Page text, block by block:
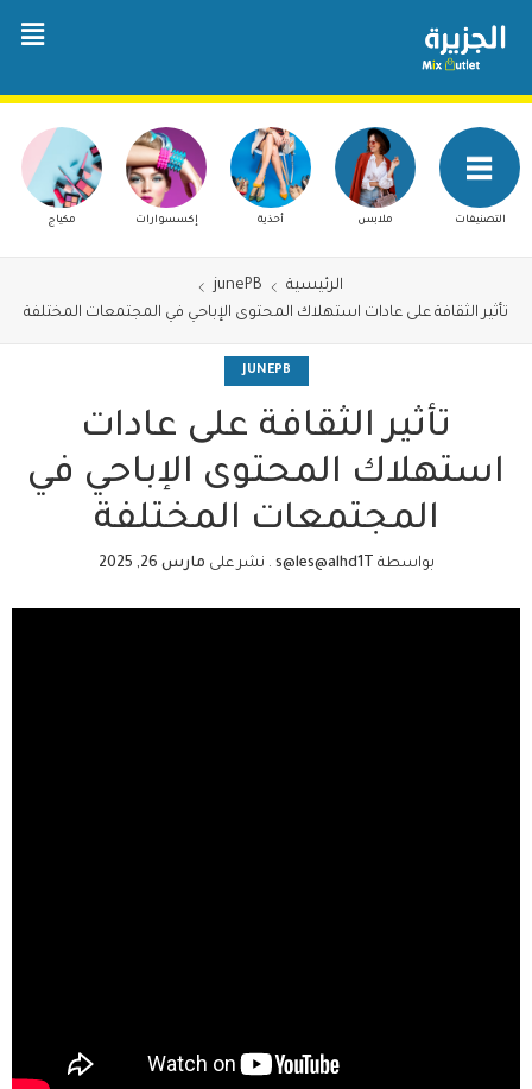
التصنيفات ملابس أحذية إكسسوارات مكياج
الرئيسية
junePB
تأثير الثقافة على عادات استهلاك المحتوى الإباحي في المجتمعات المختلفة
JUNEPB
تأثير الثقافة على عادات
استهلاك المحتوى الإباحي في
المجتمعات المختلفة
بواسطة s@les@alhd1T
. نشر على مارس 26, 2025